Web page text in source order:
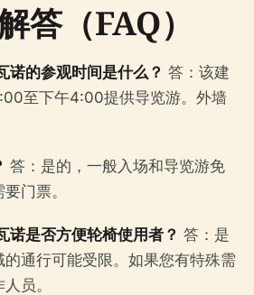
答（FAQ）
诺的参观时间是什么？ 答：该建
至下午4:00提供导览游。外墙
答：是的，一般入场和导览游免
门票。
诺是否方便轮椅使用者？ 答：是
通行可能受限。如果您有特殊需
员。